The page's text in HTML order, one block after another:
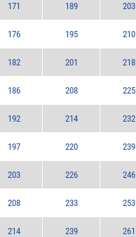
171 189 203
176 195 210
182 201 218
186 208 225
192 214 232
197 220 239
203 226 246
208 233 253
214 239 261